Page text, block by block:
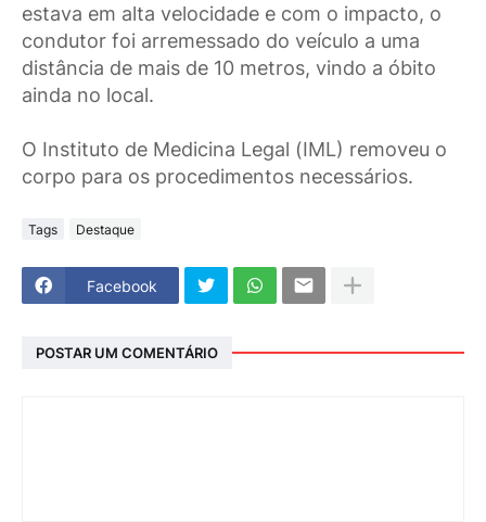
estava em alta velocidade e com o impacto, o
condutor foi arremessado do veículo a uma
distância de mais de 10 metros, vindo a óbito
ainda no local.
O Instituto de Medicina Legal (IML) removeu o
corpo para os procedimentos necessários.
Tags Destaque
Facebook
POSTAR UM COMENTÁRIO